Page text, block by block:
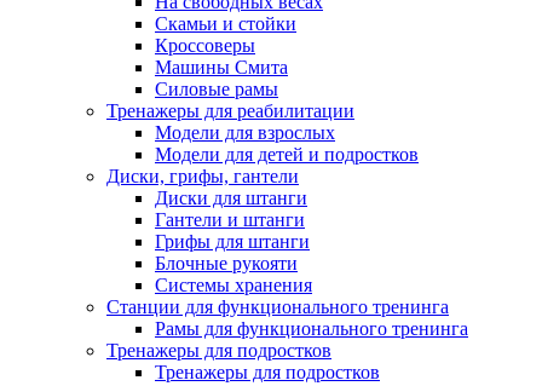
Скамьи и стойки
Кроссоверы
Машины Смита
Силовые рамы
Тренажеры для реабилитации
Модели для взрослых
Модели для детей и подростков
Диски, грифы, гантели
Диски для штанги
Гантели и штанги
Грифы для штанги
Блочные рукояти
Системы хранения
Станции для функционального тренинга
Рамы для функционального тренинга
Тренажеры для подростков
Тренажеры для подростков